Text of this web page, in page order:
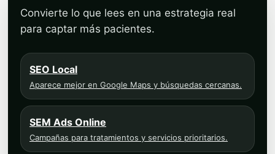
Convierte lo que lees en una estrategia real
para captar más pacientes.
SEO Local
Aparece mejor en Google Maps y búsquedas cercanas.
SEM Ads Online
Campañas para tratamientos y servicios prioritarios.